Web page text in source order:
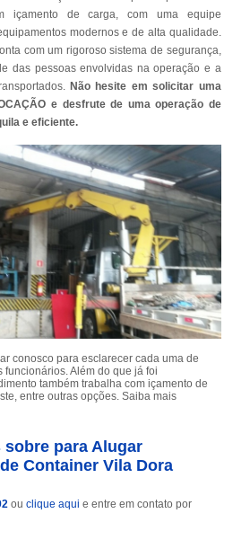
içamento de carga, com uma equipe
modernos e de alta qualidade.
com um rigoroso sistema de segurança,
das pessoas envolvidas na operação e a
Não hesite em solicitar uma
e desfrute de uma operação de
e eficiente.
conosco para esclarecer cada uma de
funcionários. Além do que já foi
também trabalha com içamento de
entre outras opções. Saiba mais
sobre para Alugar
Container Vila Dora
ouclique aqui e entre em contato por